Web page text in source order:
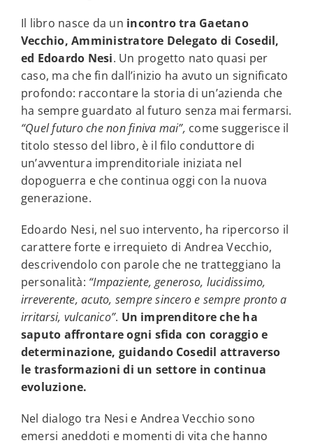
Il libro nasce da un incontro tra Gaetano
Vecchio, Amministratore Delegato di Cosedil,
ed Edoardo Nesi. Un progetto nato quasi per
caso, ma che fin dall’inizio ha avuto un significato
profondo: raccontare la storia di un’azienda che
ha sempre guardato al futuro senza mai fermarsi.
“Quel futuro che non finiva mai”, come suggerisce il
titolo stesso del libro, è il filo conduttore di
un’avventura imprenditoriale iniziata nel
dopoguerra e che continua oggi con la nuova
generazione.
Edoardo Nesi, nel suo intervento, ha ripercorso il
carattere forte e irrequieto di Andrea Vecchio,
descrivendolo con parole che ne tratteggiano la
personalità: “Impaziente, generoso, lucidissimo,
irreverente, acuto, sempre sincero e sempre pronto a
irritarsi, vulcanico”. Un imprenditore che ha
saputo affrontare ogni sfida con coraggio e
determinazione, guidando Cosedil attraverso
le trasformazioni di un settore in continua
evoluzione.
Nel dialogo tra Nesi e Andrea Vecchio sono
emersi aneddoti e momenti di vita che hanno